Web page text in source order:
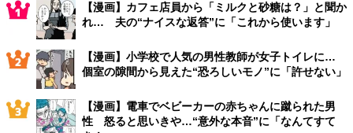
【漫画】カフェ店員から「ミルクと砂糖は？」と聞か
れ… 夫の“ナイスな返答”に「これから使います」
【漫画】小学校で人気の男性教師が女子トイレに…
個室の隙間から見えた“恐ろしいモノ”に「許せない」
【漫画】電車でベビーカーの赤ちゃんに蹴られた男
性 怒ると思いきや…“意外な本音”に「なんてすて